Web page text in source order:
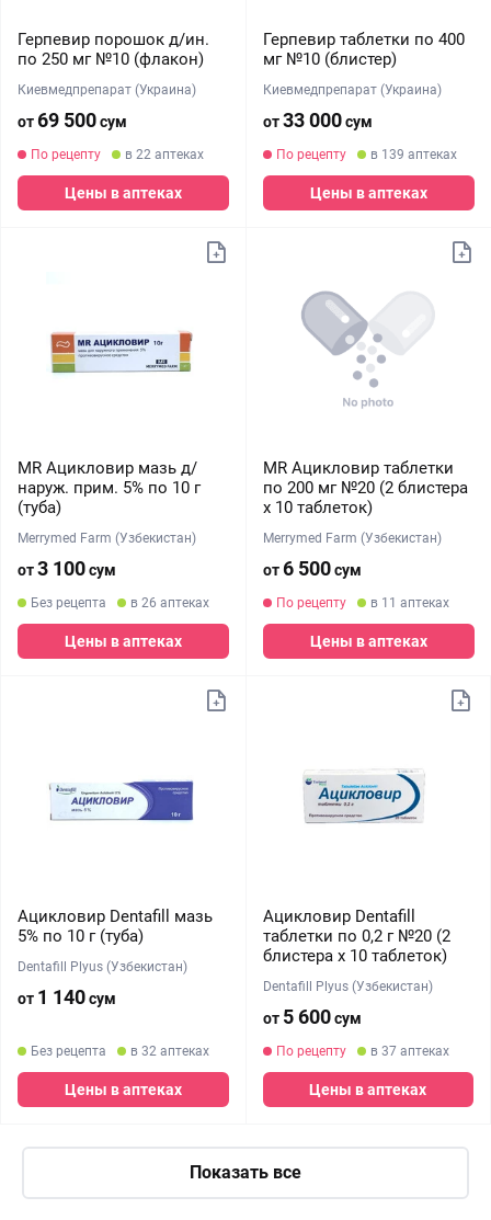
Герпевир порошок д/ин.
по 250 мг №10 (флакон)
Киевмедпрепарат (Украина)
от69 500сум
По рецепту в 22 аптеках
Цены в аптеках
Герпевир таблетки по 400
мг №10 (блистер)
Киевмедпрепарат (Украина)
от33 000сум
По рецепту в 139 аптеках
Цены в аптеках
MR Ацикловир мазь д/
наруж. прим. 5% по 10 г
(туба)
Merrymed Farm (Узбекистан)
от3 100сум
Без рецепта в 26 аптеках
Цены в аптеках
MR Ацикловир таблетки
по 200 мг №20 (2 блистера
х 10 таблеток)
Merrymed Farm (Узбекистан)
от6 500сум
По рецепту в 11 аптеках
Цены в аптеках
Ацикловир Dentafill мазь
5% по 10 г (туба)
Dentafill Plyus (Узбекистан)
от 1 140сум
Без рецепта в 32 аптеках
Цены в аптеках
Ацикловир Dentafill
таблетки по 0,2 г №20 (2
блистера х 10 таблеток)
Dentafill Plyus (Узбекистан)
от 5 600сум
По рецепту в 37 аптеках
Цены в аптеках
Показать все